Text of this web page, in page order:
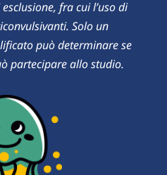
fra cui l’uso di
Solo un
può determinare se
partecipare allo studio.